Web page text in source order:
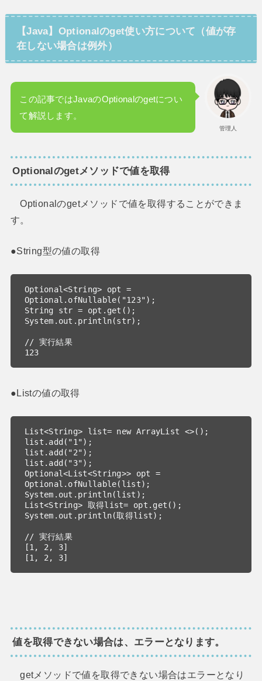
【Java】Optionalのget使い方について（値が存
在しない場合は例外）
管理人
この記事ではJavaのOptionalのgetについ
て解説します。
Optionalのgetメソッドで値を取得
Optionalのgetメソッドで値を取得することができま
す。
●String型の値の取得
Optional<String> opt =
Optional.ofNullable("123");
String str = opt.get();
System.out.println(str);
// 実行結果
123
●Listの値の取得
List<String> list= new ArrayList <>();
list.add("1");
list.add("2");
list.add("3");
Optional<List<String>> opt =
Optional.ofNullable(list);
System.out.println(list);
List<String> 取得list= opt.get();
System.out.println(取得list);
// 実行結果
[1, 2, 3]
値を取得できない場合は、エラーとなります。
getメソッドで値を取得できない場合はエラーとなり